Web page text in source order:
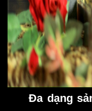
Đa dạng sản